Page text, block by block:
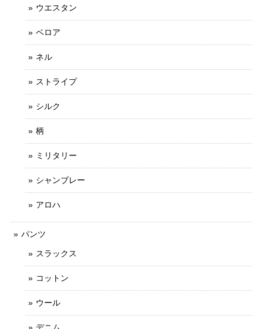
ウエスタン
ベロア
ネル
ストライプ
シルク
柄
ミリタリー
シャンブレー
アロハ
パンツ
スラックス
コットン
ウール
デニム